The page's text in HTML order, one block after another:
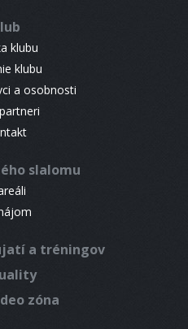
klubu
klubu
a osobnosti
slalomu
a tréningov
zóna